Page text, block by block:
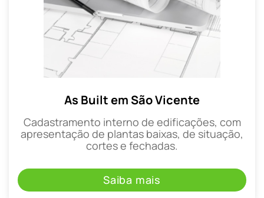
As Built em São Vicente
Cadastramento interno de edificações, com
apresentação de plantas baixas, de situação,
cortes e fechadas.
Saiba mais